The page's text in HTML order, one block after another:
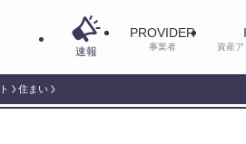
速報
PROVIDER
事業者 資産
住まい